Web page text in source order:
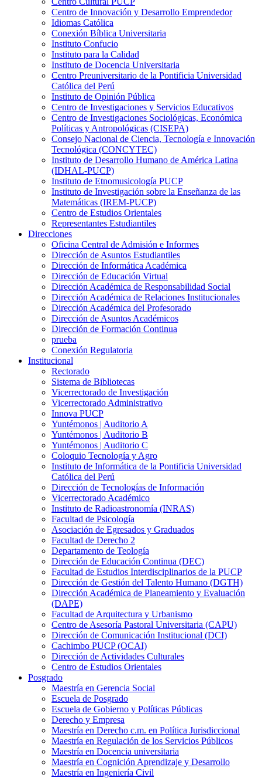
Centro de Innovación y Desarrollo Emprendedor
Idiomas Católica
Conexión Bíblica Universitaria
Instituto Confucio
Instituto para la Calidad
Instituto de Docencia Universitaria
Centro Preuniversitario de la Pontificia Universidad
Católica del Perú
Instituto de Opinión Pública
Centro de Investigaciones y Servicios Educativos
Centro de Investigaciones Sociológicas, Económica
Políticas y Antropológicas (CISEPA)
Consejo Nacional de Ciencia, Tecnología e Innovación
Tecnológica (CONCYTEC)
Instituto de Desarrollo Humano de América Latina
(IDHAL-PUCP)
Instituto de Etnomusicología PUCP
Instituto de Investigación sobre la Enseñanza de las
Matemáticas (IREM-PUCP)
Centro de Estudios Orientales
Representantes Estudiantiles
Direcciones
Oficina Central de Admisión e Informes
Dirección de Asuntos Estudiantiles
Dirección de Informática Académica
Dirección de Educación Virtual
Dirección Académica de Responsabilidad Social
Dirección Académica de Relaciones Institucionales
Dirección Académica del Profesorado
Dirección de Asuntos Académicos
Dirección de Formación Continua
prueba
Conexión Regulatoria
Institucional
Rectorado
Sistema de Bibliotecas
Vicerrectorado de Investigación
Vicerrectorado Administrativo
Innova PUCP
Yuntémonos | Auditorio A
Yuntémonos | Auditorio B
Yuntémonos | Auditorio C
Coloquio Tecnología y Agro
Instituto de Informática de la Pontificia Universidad
Católica del Perú
Dirección de Tecnologías de Información
Vicerrectorado Académico
Instituto de Radioastronomía (INRAS)
Facultad de Psicología
Asociación de Egresados y Graduados
Facultad de Derecho 2
Departamento de Teología
Dirección de Educación Continua (DEC)
Facultad de Estudios Interdisciplinarios de la PUCP
Dirección de Gestión del Talento Humano (DGTH)
Dirección Académica de Planeamiento y Evaluación
(DAPE)
Facultad de Arquitectura y Urbanismo
Centro de Asesoría Pastoral Universitaria (CAPU)
Dirección de Comunicación Institucional (DCI)
Cachimbo PUCP (OCAI)
Dirección de Actividades Culturales
Centro de Estudios Orientales
Posgrado
Maestría en Gerencia Social
Escuela de Posgrado
Escuela de Gobierno y Políticas Públicas
Derecho y Empresa
Maestría en Derecho c.m. en Política Jurisdiccional
Maestría en Regulación de los Servicios Públicos
Maestría en Docencia universitaria
Maestría en Cognición Aprendizaje y Desarrollo
Maestría en Ingeniería Civil